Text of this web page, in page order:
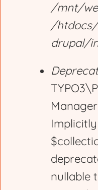
/mnt/
/
drupal/
nullable